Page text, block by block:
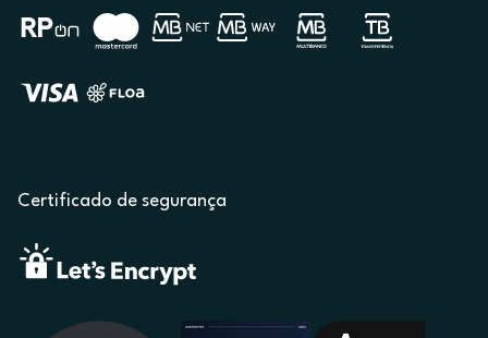
Certificado de segurança